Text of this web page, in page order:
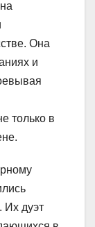
Она
и
только в
Их дуэт